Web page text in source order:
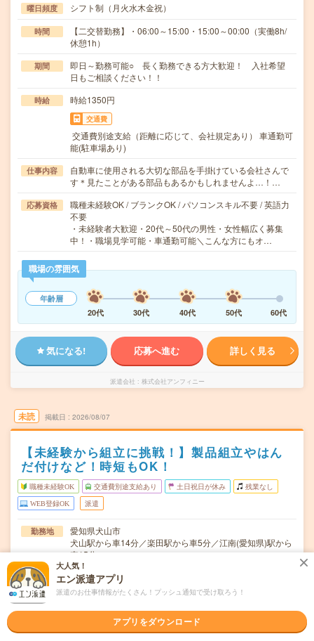
曜日頻度 シフト制（月火水木金祝）
時間
【二交替勤務】・06:00～15:00・15:00～00:00（実働8h/
休憩1h）
期間
即日～勤務可能○ 長く勤務できる方大歓迎！ 入社希望
日もご相談ください！！
時給 時給1350円
交通費
交通費別途支給（距離に応じて、会社規定あり） 車通勤可
能(駐車場あり)
仕事内容
自動車に使用される大切な部品を手掛けている会社さんで
す＊見たことがある部品もあるかもしれませんよ…！…
応募資格
職種未経験OK / ブランクOK / パソコンスキル不要 / 英語力
不要
・未経験者大歓迎・20代～50代の男性・女性幅広く募集
中！・職場見学可能・車通勤可能＼こんな方にもオ…
職場の雰囲気
年齢層
20代
30代 40代 50代 60代
気になる! 応募へ進む 詳しく見る
派遣会社 株式会社アンフィニー
未読 掲載日 2026/08/07
【未経験から組立に挑戦！】製品組立やはん
だ付けなど！時短もOK！
職種未経験OK 交通費別途支給あり 土日祝日が休み 残業なし
WEB登録OK 派遣
勤務地
愛知県犬山市
犬山駅から車14分／楽田駅から車5分／江南(愛知県)駅から
車15分
曜日頻度 月～金曜日
時間
【定時】8:45～17:30【休憩】12:00～12:45 15:00～
15:15 / 17:30～…
期間
2026年8月～ 9月～ 10月～ 開始日はご相談ください
大人気！
エン派遣アプリ
派遣のお仕事情報がたくさん！プッシュ通知で受け取ろう！
アプリをダウンロード